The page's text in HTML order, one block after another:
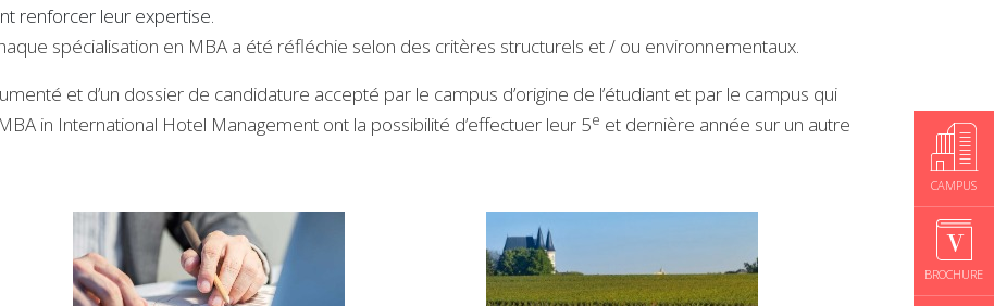
CAMPUS
BROCHURE
renforcer leur expertise.
spécialisation en MBA a été réfléchie selon des critères structurels et / ou environnementaux.
et d’un dossier de candidature accepté par le campus d’origine de l’étudiant et par le campus qui
in International Hotel Management ont la possibilité d’effectuer leur 5e et dernière année sur un autre